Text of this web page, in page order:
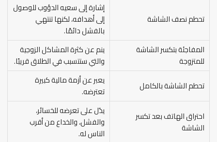
تحطم نصف الشاشة
إشارة إلى سعيه الدؤوب للوصول
إلى أهدافه، لكنها تنتهي
بالفشل دائمًا.
المفاجئة بتكسر الشاشة
للمتزوجة
ينم عن كثرة المشاكل الزوجية
والتي ستتسبب في الطلاق قريبًا.
تحطم الشاشة بالكامل
يعبر عن أزمة مالية كبيرة
تعترضه.
احتراق الهاتف بعد تكسر
الشاشة
يدُل على تعرضه للخسائر،
والفشل، والخداع من أقرب
الناس له.